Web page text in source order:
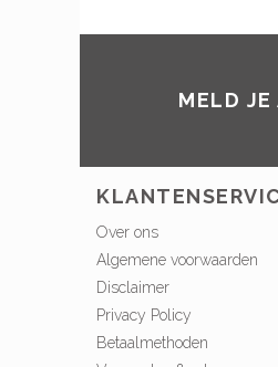
MELD JE
Over ons
Algemene voorwaarden
Disclaimer
Privacy Policy
Betaalmethoden